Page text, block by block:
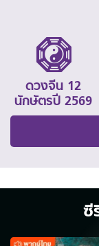
ดวงจีน 12
นักษัตรปี 2569
ซี